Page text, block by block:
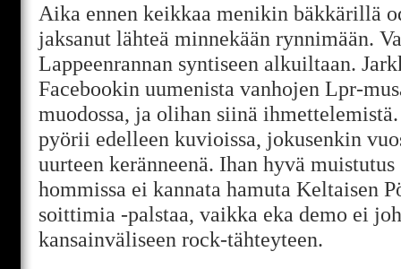
Aika ennen keikkaa menikin bäkkärillä
jaksanut lähteä minnekään rynnimään.
Lappeenrannan syntiseen alkuiltaan.
Facebookin uumenista vanhojen Lpr-
muodossa, ja olihan siinä
pyörii edelleen kuvioissa, jokusenkin
uurteen keränneenä. Ihan hyvä
hommissa ei kannata hamuta Keltaisen
soittimia -palstaa, vaikka eka demo ei
kansainväliseen rock-tähteyteen.